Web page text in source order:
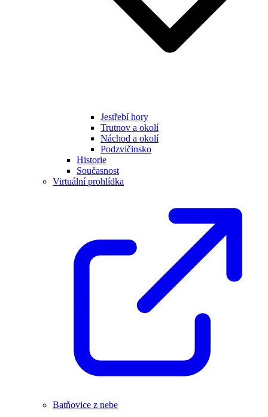
Jestřebí hory
Trutnov a okolí
Náchod a okolí
Podzvičinsko
Historie
Současnost
Virtuální prohlídka
Batňovice z nebe